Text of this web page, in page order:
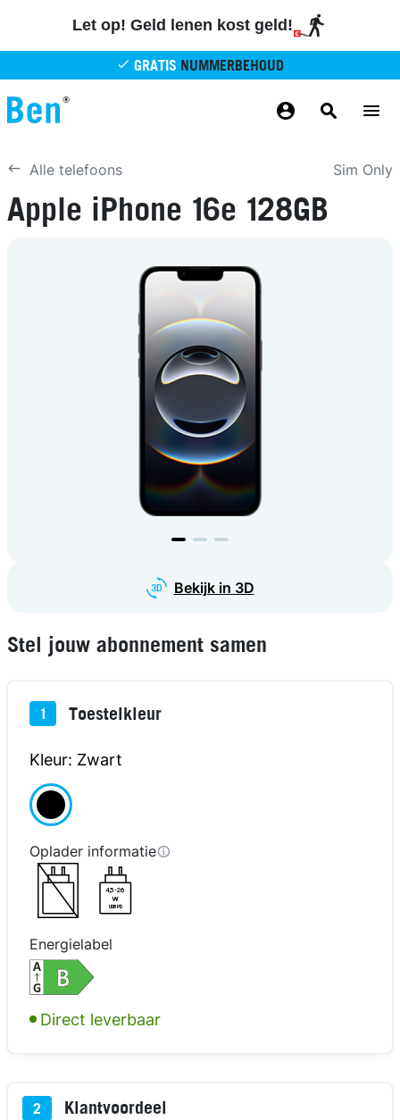
Let op! Geld lenen kost geld!
GRATIS NUMMERBEHOUD
Alle telefoons Sim Only
Apple iPhone 16e 128GB
Bekijk in 3D
in 3D
Stel jouw abonnement samen
1 Toestelkleur
Kleur: Zwart
Oplader informatie
4,5-26
W
USB PD
Energielabel
Direct leverbaar
2 Klantvoordeel